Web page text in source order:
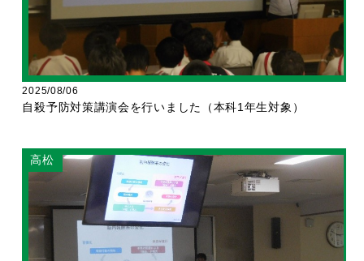
2025/08/06
自殺予防対策講演会を行いました（本科1年生対象）
高松